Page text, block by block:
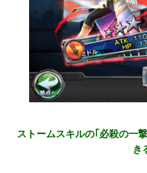
ストームスキルの｢必殺の一
き